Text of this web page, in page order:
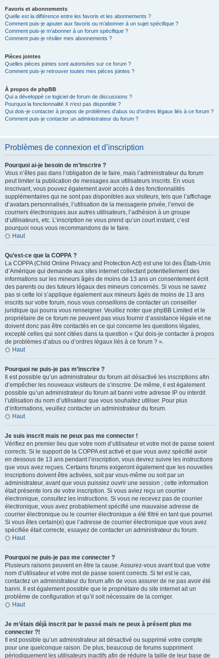
Favoris et abonnements
Quelle est la différence entre les favoris et les abonnements ?
Comment puis-je ajouter aux favoris ou m’abonner à un sujet spécifique ?
Comment puis-je m’abonner à un forum spécifique ?
Comment puis-je résilier mes abonnements ?
Pièces jointes
Quelles pièces jointes sont autorisées sur ce forum ?
Comment puis-je retrouver toutes mes pièces jointes ?
À propos de phpBB
Qui a développé ce logiciel de forum de discussions ?
Pourquoi la fonctionnalité X n’est pas disponible ?
Qui dois-je contacter à propos de problèmes d’abus ou d’ordres légaux liés à ce forum ?
Comment puis-je contacter un administrateur du forum ?
Problèmes de connexion et d’inscription
Pourquoi ai-je besoin de m’inscrire ?
Vous n’êtes pas dans l’obligation de le faire, mais l’administrateur du forum
peut limiter la publication de messages aux utilisateurs inscrits. En vous
inscrivant, vous pouvez également avoir accès à des fonctionnalités
supplémentaires qui ne sont pas disponibles aux visiteurs, tels que l’affichage
d’avatars personnalisés, l’utilisation de la messagerie privée, l’envoi de
courriers électroniques aux autres utilisateurs, l’adhésion à un groupe
d’utilisateurs, etc. L’inscription ne vous prend qu’un court instant, c’est
pourquoi nous vous recommandons de le faire.
Haut
Qu’est-ce que la COPPA ?
La COPPA (Child Online Privacy and Protection Act) est une loi des États-Unis
d’Amérique qui demande aux sites internet collectant potentiellement des
informations sur les mineurs âgés de moins de 13 ans un consentement écrit
des parents ou des tuteurs légaux des mineurs concernés. Si vous ne savez
pas si cette loi s’applique également aux mineurs âgés de moins de 13 ans
inscrits sur votre forum, nous vous conseillons de contacter un conseiller
juridique qui pourra vous renseigner. Veuillez noter que phpBB Limited et le
propriétaire de ce forum ne peuvent pas vous fournir d’assistance légale et ne
doivent donc pas être contactés en ce qui concerne les questions légales,
excepté celles qui sont citées dans la question « Qui dois-je contacter à propos
de problèmes d’abus ou d’ordres légaux liés à ce forum ? ».
Haut
Pourquoi ne puis-je pas m’inscrire ?
Il est possible qu’un administrateur du forum ait désactivé les inscriptions afin
d’empêcher les nouveaux visiteurs de s’inscrire. De même, il est également
possible qu’un administrateur du forum ait banni votre adresse IP ou interdit
l’utilisation du nom d’utilisateur que vous souhaitez utiliser. Pour plus
d’informations, veuillez contacter un administrateur du forum.
Haut
Je suis inscrit mais ne peux pas me connecter !
Vérifiez en premier lieu que votre nom d’utilisateur et votre mot de passe soient
corrects. Si le support de la COPPA est activé et que vous avez spécifié avoir
en dessous de 13 ans pendant l’inscription, vous devrez suivre les instructions
que vous avez reçues. Certains forums exigeront également que les nouvelles
inscriptions doivent être activées, soit par vous-même ou soit par un
administrateur, avant que vous puissiez ouvrir une session ; cette information
était présente lors de votre inscription. Si vous aviez reçu un courrier
électronique, consultez les instructions. Si vous ne recevez pas de courrier
électronique, vous avez probablement spécifié une mauvaise adresse de
courrier électronique ou le courrier électronique a été filtré en tant que pourriel.
Si vous êtes certain(e) que l’adresse de courrier électronique que vous avez
spécifiée était correcte, essayez de contacter un administrateur du forum.
Haut
Pourquoi ne puis-je pas me connecter ?
Plusieurs raisons peuvent en être la cause. Assurez-vous avant tout que votre
nom d’utilisateur et votre mot de passe soient corrects. Si tel est le cas,
contactez un administrateur du forum afin de vous assurer de ne pas avoir été
banni. Il est également possible que le propriétaire du site internet ait un
problème de configuration et qu’il soit nécessaire de la corriger.
Haut
Je m’étais déjà inscrit par le passé mais ne peux à présent plus me
connecter ?!
Il est possible qu’un administrateur ait désactivé ou supprimé votre compte
pour une quelconque raison. De plus, beaucoup de forums suppriment
périodiquement les utilisateurs inactifs afin de réduire la taille de leur base de